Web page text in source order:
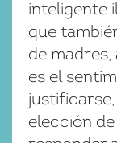
inteligente
que
de
es el
elección